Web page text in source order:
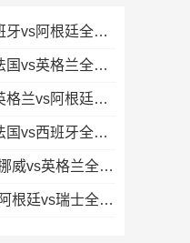
07月20日世界杯决赛西班牙vs阿根廷全场录像
07月19日世界杯季军赛法国vs英格兰全场录像
07月16日世界杯半决赛英格兰vs阿根廷全场录像
07月15日世界杯半决赛法国vs西班牙全场录像
07月12日世界杯1/4决赛挪威vs英格兰全场录像
07月12日世界杯1/4决赛阿根廷vs瑞士全场录像